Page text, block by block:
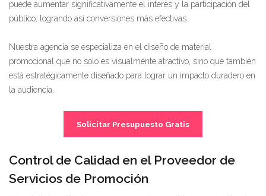
puede aumentar significativamente el interés y la participación del
público, logrando así conversiones más efectivas.
Nuestra agencia se especializa en el diseño de material
promocional que no solo es visualmente atractivo, sino que también
está estratégicamente diseñado para lograr un impacto duradero en
la audiencia.
Solicitar Presupuesto Gratis
Control de Calidad en el Proveedor de
Servicios de Promoción